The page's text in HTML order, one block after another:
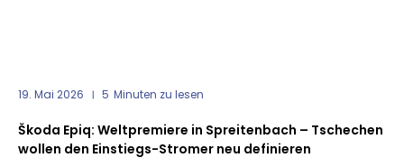
19. Mai 2026 5 Minuten zu lesen
Škoda Epiq: Weltpremiere in Spreitenbach – Tschechen
wollen den Einstiegs-Stromer neu definieren